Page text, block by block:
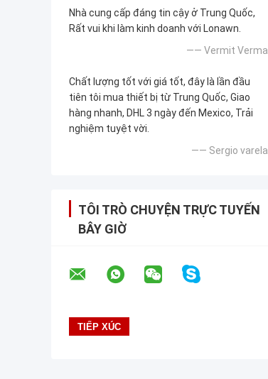
Nhà cung cấp đáng tin cậy ở Trung Quốc,
Rất vui khi làm kinh doanh với Lonawn.
—— Vermit Verma
Chất lượng tốt với giá tốt, đây là lần đầu
tiên tôi mua thiết bị từ Trung Quốc, Giao
hàng nhanh, DHL 3 ngày đến Mexico, Trải
nghiệm tuyệt vời.
—— Sergio varela
TÔI TRÒ CHUYỆN TRỰC TUYẾN
BÂY GIỜ